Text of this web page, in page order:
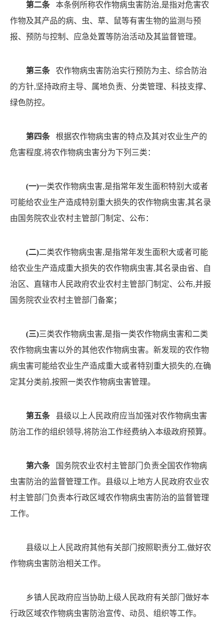
第二条 本条例所称农作物病虫害防治,是指对危害农
作物及其产品的病、虫、草、鼠等有害生物的监测与预
报、 预防与控制、应急处置等防治活动及其监督管理。
第三条
农作物病虫害防治实行预防为主、综合防治
的方针,坚持政府主导、属地负责、分类管理、科技支撑、
绿色防控。
第四条
根据农作物病虫害的特点及其对农业生产的
危害程度,将农作物病虫害分为下列三类：
(一)一类农作物病虫害,是指常年发生面积特别大或者
可能给农业生产造成特别重大损失的农作物病虫害,其名录
由国务院农业农村主管部门制定、公布：
(二)二类农作物病虫害,是指常年发生面积大或者可能
给农业生产造成重大损失的农作物病虫害,其名录由省、自
治区、直辖市人民政府农业农村主管部门制定、公布,并报
国务院农业农村主管部门备案；
(三)三类农作物病虫害,是指一类农作物病虫害和二类
农作物病虫害以外的其他农作物病虫害。 新发现的农作物
病虫害可能给农业生产造成重大或者特别重大损失的,在确
定其分类前,按照一类农作物病虫害管理。
第五条
县级以上人民政府应当加强对农作物病虫害
防治工作的组织领导,将防治工作经费纳入本级政府预算。
第六条
国务院农业农村主管部门负责全国农作物病
虫害防治的监督管理工作。县级以上地方人民政府农业农
村主管部门负责本行政区域农作物病虫害防治的监督管理
工作。
县级以上人民政府其他有关部门按照职责分工,做好农
作物病虫害防治相关工作。
乡镇人民政府应当协助上级人民政府有关部门做好本
行政区域农作物病虫害防治宣传、动员、组织等工作。